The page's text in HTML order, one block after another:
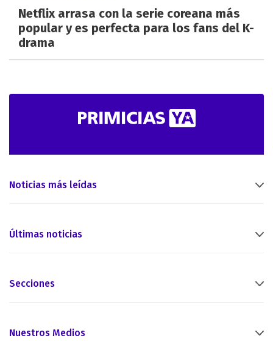
Netflix arrasa con la serie coreana más
popular y es perfecta para los fans del K-
drama
Noticias más leídas
Últimas noticias
Secciones
Nuestros Medios